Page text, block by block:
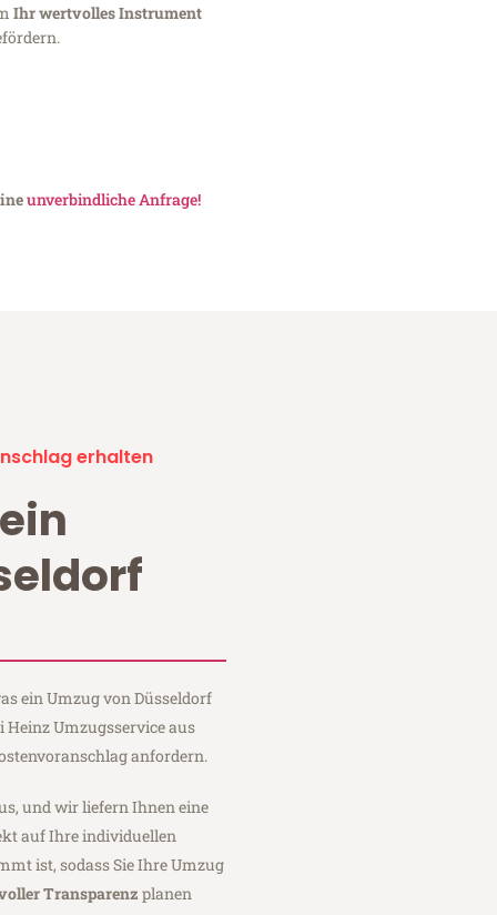
Ihr wertvolles Instrument
unverbindliche Anfrage!
erhalten
ein Umzug von Düsseldorf
Heinz Umzugsservice aus
anfordern.
und wir liefern Ihnen eine
auf Ihre individuellen
ist, sodass Sie Ihre Umzug
Transparenz planen